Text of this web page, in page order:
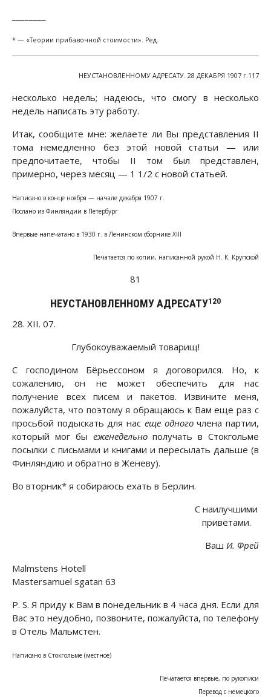
* — «Теории прибавочной стоимости». Ред.
НЕУСТАНОВЛЕННОМУ АДРЕСАТУ. 28 ДЕКАБРЯ 1907 г.117
несколько недель; надеюсь, что смогу в несколько
недель написать эту работу.
Итак, сообщите мне: желаете ли Вы представления II
тома немедленно без этой новой статьи — или
предпочитаете, чтобы II том был представлен,
примерно, через месяц — 1 1/2 с новой статьей.
Написано в конце ноября — начале декабря 1907 г.
Послано из Финляндии в Петербург
Впервые напечатано в 1930 г. в Ленинском сборнике XIII
Печатается по копии, написанной рукой Н. К. Крупской
81
НЕУСТАНОВЛЕННОМУ АДРЕСАТУ120
28. XII. 07.
Глубокоуважаемый товарищ!
С господином Бёрьессоном я договорился. Но, к
сожалению, он не может обеспечить для нас
получение всех писем и пакетов. Извините меня,
пожалуйста, что поэтому я обращаюсь к Вам еще раз с
просьбой подыскать для нас еще одногочлена партии,
который мог бы еженедельнополучать в Стокгольме
посылки с письмами и книгами и пересылать дальше (в
Финляндию и обратно в Женеву).
Во вторник* я собираюсь ехать в Берлин.
С наилучшими
приветами.
Ваш И. Фрей
Malmstens Hotell
Mastersamuel sgatan 63
P. S. Я приду к Вам в понедельник в 4 часа дня. Если для
Вас это неудобно, позвоните, пожалуйста, по телефону
в Отель Мальмстен.
Написано в Стокгольме (местное)
Печатается впервые, по рукописи
Перевод с немецкого